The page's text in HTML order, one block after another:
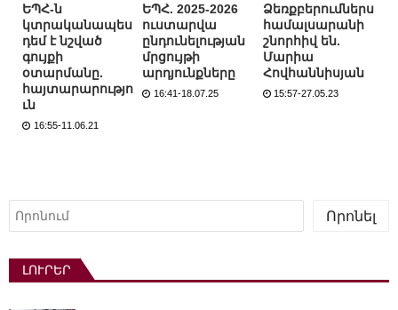
ԵՊՀ-ն
կտրականապես
դեմ է նշված
գույքի
օտարմանը.
հայտարարությո
ւն
16:55-11.06.21
ԵՊՀ. 2025-2026
ուստարվա
ընդունելության
մրցույթի
արդյունքները
16:41-18.07.25
Ձեռքբերումներս
համալսարանի
շնորհիվ են.
Մարիա
Հովհաննիսյան
15:57-27.05.23
Որոնել
Որոնել
ԼՈՒՐԵՐ